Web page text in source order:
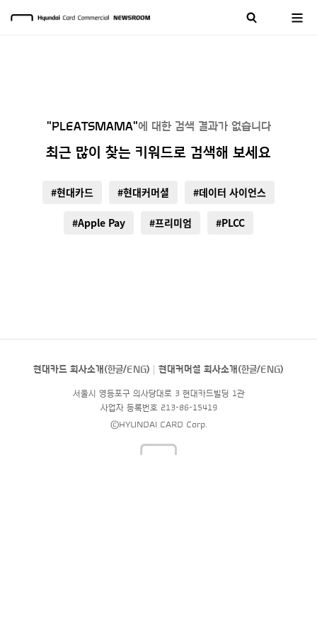
"PLEATSMAMA"에 대한 검색 결과가 없습니다
최근 많이 찾는 키워드로 검색해 보세요
#현대카드 #현대커머셜 #데이터 사이언스
#Apple Pay #프리미엄 #PLCC
현대카드 회사소개(한글/ENG) 현대커머셜 회사소개(한글/ENG)
서울시 영등포구 의사당대로 3 현대카드빌딩 1관
사업자 등록번호 213-86-15419
©HYUNDAI CARD Corp.